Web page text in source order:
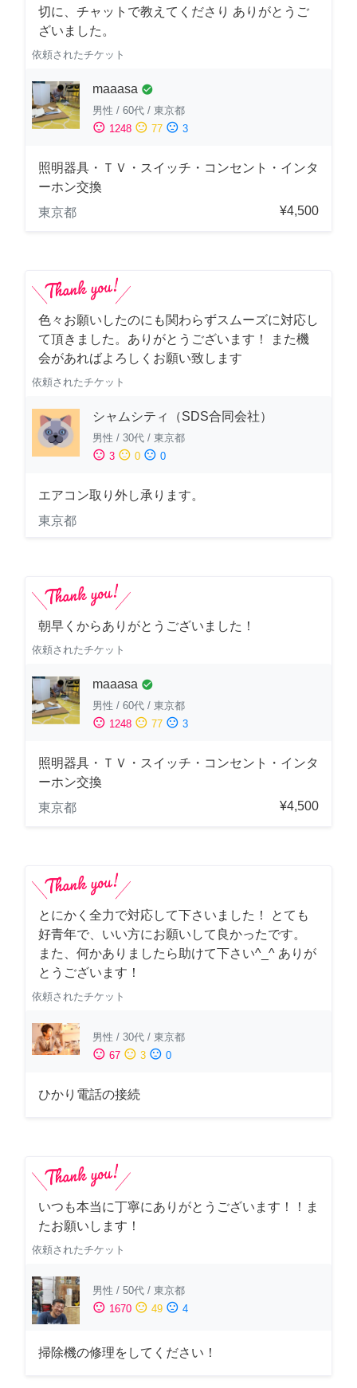
切に、チャットで教えてくださり ありがとうご
ざいました。
依頼されたチケット
maaasa check_circle
男性 / 60代 / 東京都
sentiment_satisfied 1248 sentiment_neutral 77 sentiment_dissatisfied 3
照明器具・ＴＶ・スイッチ・コンセント・インタ
ーホン交換
東京都
¥4,500
色々お願いしたのにも関わらずスムーズに対応し
て頂きました。ありがとうございます！ また機
会があればよろしくお願い致します
依頼されたチケット
シャムシティ（SDS合同会社）
男性 / 30代 / 東京都
sentiment_satisfied 3 sentiment_neutral 0 sentiment_dissatisfied 0
エアコン取り外し承ります。
東京都
朝早くからありがとうございました！
依頼されたチケット
maaasa check_circle
男性 / 60代 / 東京都
sentiment_satisfied 1248 sentiment_neutral 77 sentiment_dissatisfied 3
照明器具・ＴＶ・スイッチ・コンセント・インタ
ーホン交換
東京都
¥4,500
とにかく全力で対応して下さいました！ とても
好青年で、いい方にお願いして良かったです。
また、何かありましたら助けて下さい^_^ ありが
とうございます！
依頼されたチケット
男性 / 30代 / 東京都
sentiment_satisfied 67 sentiment_neutral 3 sentiment_dissatisfied 0
ひかり電話の接続
いつも本当に丁寧にありがとうございます！！ま
たお願いします！
依頼されたチケット
男性 / 50代 / 東京都
sentiment_satisfied 1670 sentiment_neutral 49 sentiment_dissatisfied 4
掃除機の修理をしてください！